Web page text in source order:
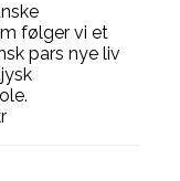
følger vi et
pars nye liv